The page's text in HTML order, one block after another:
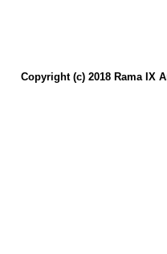
Copyright (c) 2018 Rama IX